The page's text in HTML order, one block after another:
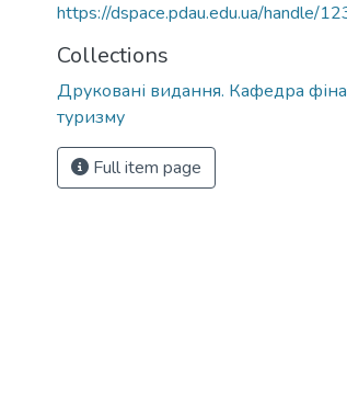
https://dspace.pdau.edu.ua/handle/
Collections
Друковані видання. Кафедра
туризму
Full item page